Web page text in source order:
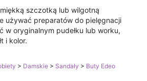
szczotką lub wilgotną
używać preparatów do pielęgnacji
w oryginalnym pudełku lub worku,
i kolor.
> Damskie > Sandały > Buty Edeo